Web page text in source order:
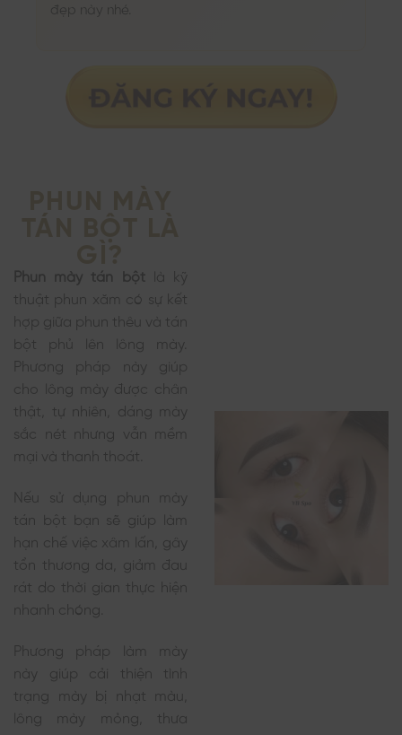
đẹp này nhé.
Phun mày tán bộtlà kỹ
thuật phun xăm có sự kết
hợp giữa phun thêu và tán
bột phủ lên lông mày.
Phương pháp này giúp
cho lông mày được chân
thật, tự nhiên, dáng mày
sắc nét nhưng vẫn mềm
mại và thanh thoát.
Nếu sử dụng phun mày
tán bột bạn sẽ giúp làm
hạn chế việc xâm lấn, gây
tổn thương da, giảm đau
rát do thời gian thực hiện
nhanh chóng.
Phương pháp làm mày
này giúp cải thiện tình
trạng mày bị nhạt màu,
lông mày mỏng, thưa